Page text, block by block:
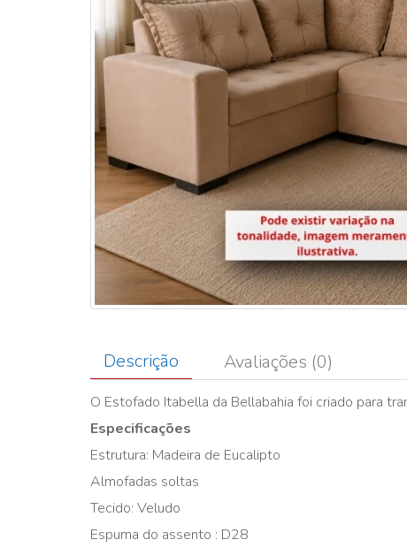
Descrição Avaliações (0)
O Estofado Itabella da Bellabahia foi criado para
Especificações
Estrutura: Madeira de Eucalipto
Almofadas soltas
Tecido: Veludo
Espuma do assento : D28